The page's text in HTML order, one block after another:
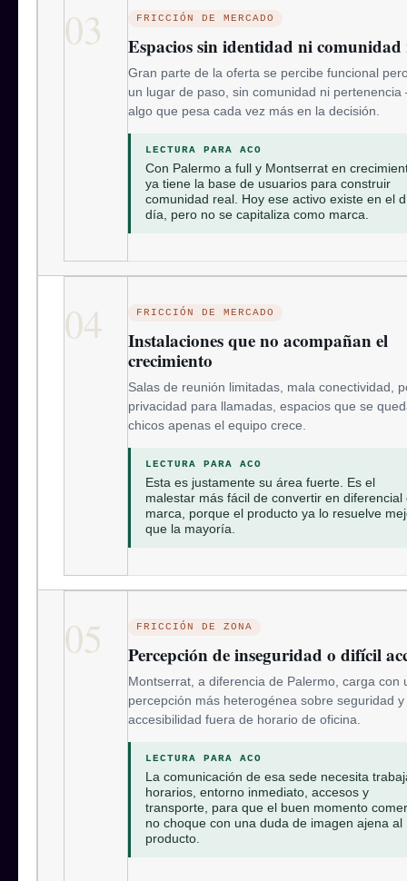
03 FRICCIÓN DE MERCADO
Espacios sin identidad ni comunidad
Gran parte de la oferta se percibe funcional
un lugar de paso, sin comunidad ni
algo que pesa cada vez más en la decisión.
LECTURA PARA ACO
Con Palermo a full y Montserrat en
ya tiene la base de usuarios para construir
comunidad real. Hoy ese activo existe en el
día, pero no se capitaliza como marca.
04 FRICCIÓN DE MERCADO
Instalaciones que no acompañan el
crecimiento
Salas de reunión limitadas, mala conectividad,
privacidad para llamadas, espacios que se
chicos apenas el equipo crece.
LECTURA PARA ACO
Esta es justamente su área fuerte. Es el
malestar más fácil de convertir en diferencial
marca, porque el producto ya lo resuelve
que la mayoría.
05 FRICCIÓN DE ZONA
Percepción de inseguridad o difícil
Montserrat, a diferencia de Palermo, carga con
percepción más heterogénea sobre seguridad y
accesibilidad fuera de horario de oficina.
LECTURA PARA ACO
La comunicación de esa sede necesita
horarios, entorno inmediato, accesos y
transporte, para que el buen momento
no choque con una duda de imagen ajena al
producto.